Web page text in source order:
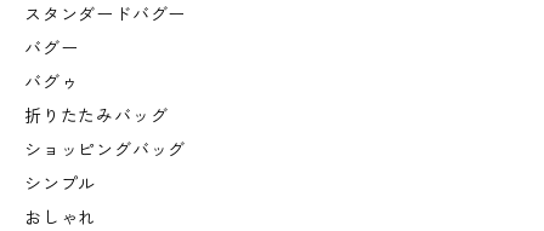
スタンダードバグー
バグー
バグゥ
折りたたみバッグ
ショッピングバッグ
シンプル
おしゃれ